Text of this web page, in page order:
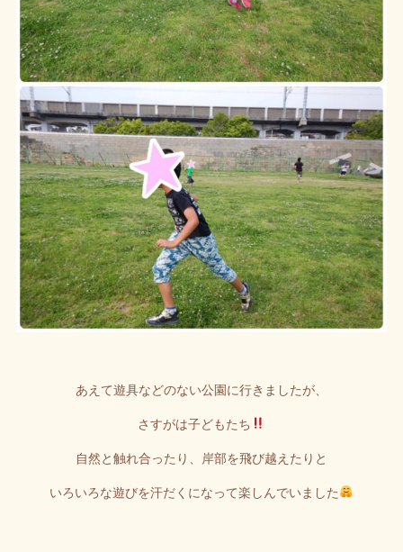
あえて遊具などのない公園に行きましたが、
さすがは子どもたち
自然と触れ合ったり、岸部を飛び越えたりと
いろいろな遊びを汗だくになって楽しんでいました